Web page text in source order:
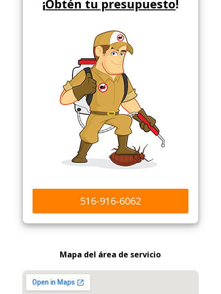
¡Obtén tu presupuesto!
516-916-6062
Mapa del área de servicio